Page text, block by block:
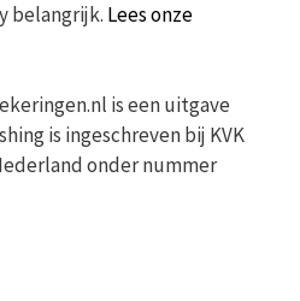
belangrijk. Lees onze
is een uitgave
is ingeschreven bij KVK
onder nummer